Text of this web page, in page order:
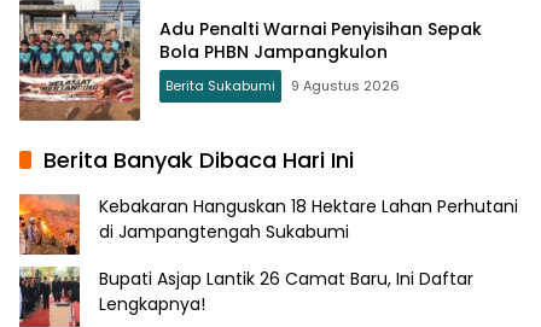
Adu Penalti Warnai Penyisihan Sepak
Bola PHBN Jampangkulon
Berita Sukabumi 9 Agustus 2026
Berita Banyak Dibaca Hari Ini
Kebakaran Hanguskan 18 Hektare Lahan Perhutani
di Jampangtengah Sukabumi
Bupati Asjap Lantik 26 Camat Baru, Ini Daftar
Lengkapnya!